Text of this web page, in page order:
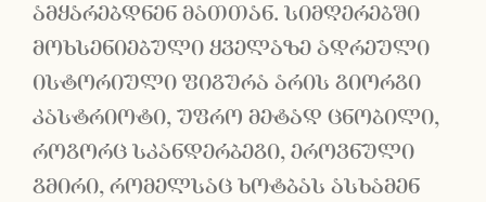
ამყარებდნენ მათთან. სიმღერებში
მოხსენიებული ყველაზე ადრეული
ისტორიული ფიგურა არის გიორგი
კასტრიოტი, უფრო მეტად ცნობილი,
როგორც სკანდერბეგი, ეროვნული
გმირი, რომელსაც ხოტბას ასხამენ